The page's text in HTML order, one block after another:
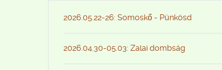
2026.05.22-26: Somoskő - Pünkösd
2026.04.30-05.03: Zalai dombság